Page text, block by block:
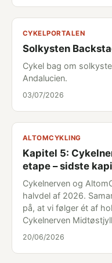
CYKELPORTALEN
Solkysten
Cykel bag om
Andalucien.
03/07/2026
ALTOMCYKLING
Kapitel 5:
etape – sidste
Cykelnerven og
halvdel af 2026.
på, at vi følger ét af
Cykelnerven
20/06/2026